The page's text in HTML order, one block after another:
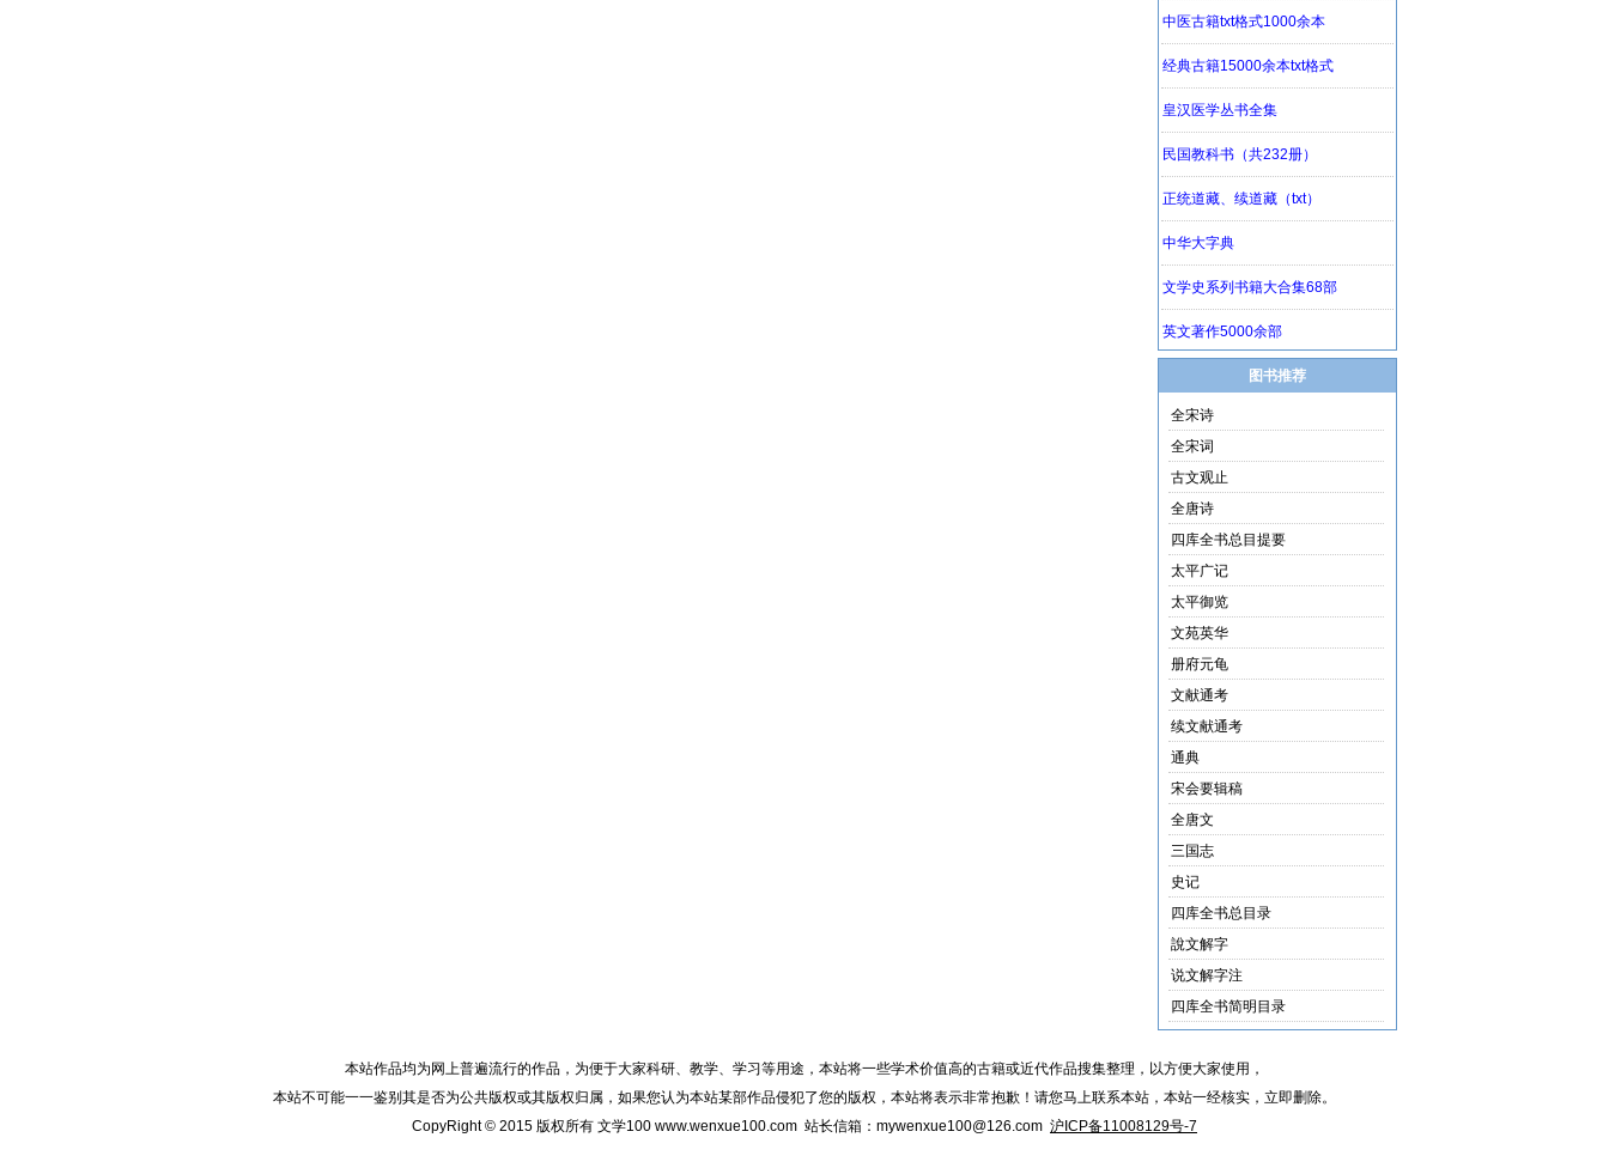
图书推荐
全宋诗
全宋词
古文观止
全唐诗
四库全书总目提要
太平广记
太平御览
文苑英华
册府元龟
文献通考
续文献通考
通典
宋会要辑稿
全唐文
三国志
史记
四库全书总目录
說文解字
说文解字注
四库全书简明目录
本站作品均为网上普遍流行的作品，为便于大家科研、教学、学习等用途，本站将一些学术价值高的古籍或近代作品搜集整理，以方便大家使用，
本站不可能一一鉴别其是否为公共版权或其版权归属，如果您认为本站某部作品侵犯了您的版权，本站将表示非常抱歉！请您马上联系本站，本站一经核实，立即删除。
CopyRight © 2015 版权所有 文学100 www.wenxue100.com 站长信箱：mywenxue100@126.com 沪ICP备11008129号-7